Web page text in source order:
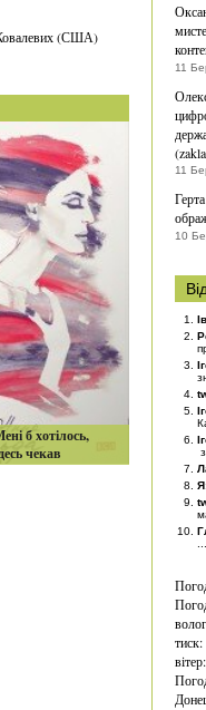
(США)
б хотілось,
чекав
11
11
10
Я
тиск:
вітер: